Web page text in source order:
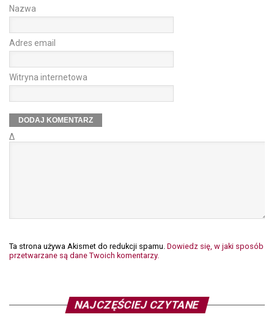
Nazwa
Adres email
Witryna internetowa
Δ
Ta strona używa Akismet do redukcji spamu. Dowiedz się, w jaki sposób
przetwarzane są dane Twoich komentarzy.
NAJCZĘŚCIEJ CZYTANE